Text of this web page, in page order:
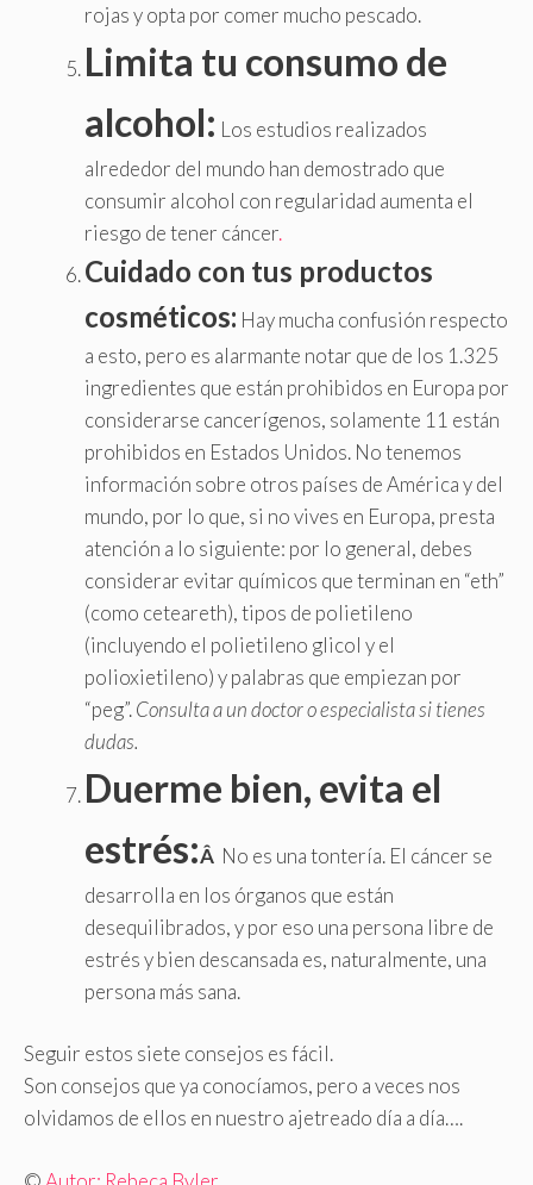
rojas y opta por comer mucho pescado.
Limita tu consumo de
alcohol: Los estudios realizados
alrededor del mundo han demostrado que
consumir alcohol con regularidad aumenta el
riesgo de tener cáncer.
Cuidado con tus productos
cosméticos: Hay mucha confusión respecto
a esto, pero es alarmante notar que de los 1.325
ingredientes que están prohibidos en Europa por
considerarse cancerígenos, solamente 11 están
prohibidos en Estados Unidos. No tenemos
información sobre otros países de América y del
mundo, por lo que, si no vives en Europa, presta
atención a lo siguiente: por lo general, debes
considerar evitar químicos que terminan en “eth”
(como ceteareth), tipos de polietileno
(incluyendo el polietileno glicol y el
polioxietileno) y palabras que empiezan por
“peg”.Consulta a un doctor o especialista si tienes
dudas.
Duerme bien, evita el
estrés:Â No es una tontería. El cáncer se
desarrolla en los órganos que están
desequilibrados, y por eso una persona libre de
estrés y bien descansada es, naturalmente, una
persona más sana.
Seguir estos siete consejos es fácil.
Son consejos que ya conocíamos, pero a veces nos
olvidamos de ellos en nuestro ajetreado día a día….